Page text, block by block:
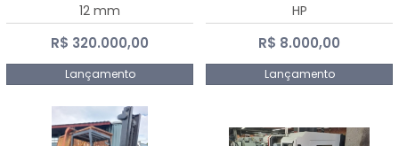
12 mm
R$ 320.000,00
Lançamento
HP
R$ 8.000,00
Lançamento